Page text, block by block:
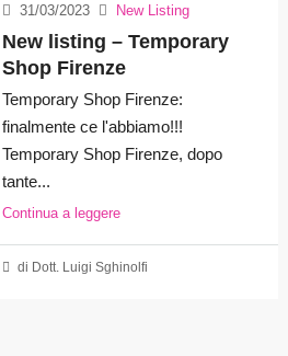
31/03/2023 New Listing
New listing – Temporary
Shop Firenze
Temporary Shop Firenze:
finalmente ce l'abbiamo!!!
Temporary Shop Firenze, dopo
tante...
Continua a leggere
di Dott. Luigi Sghinolfi